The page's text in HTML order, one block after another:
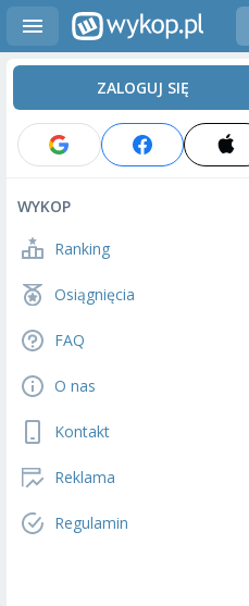
ZALOGUJ SIĘ
WYKOP
Ranking
Osiągnięcia
FAQ
O nas
Kontakt
Reklama
Regulamin